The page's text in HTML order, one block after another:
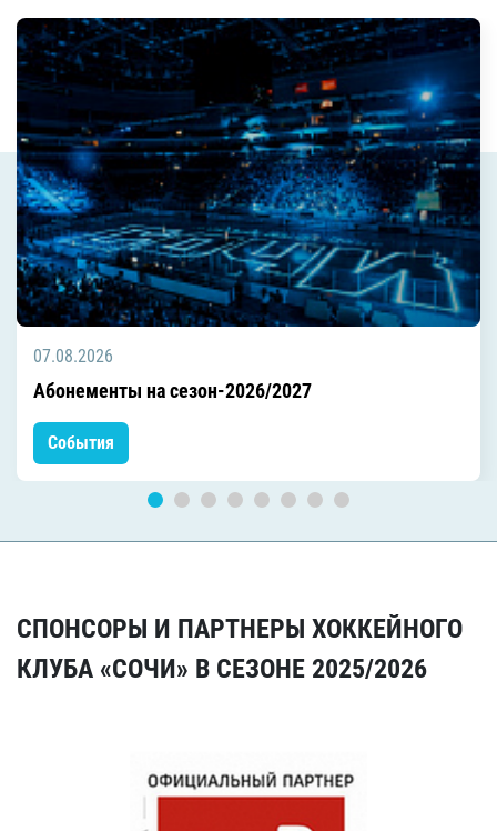
07.08.2026
Абонементы на сезон-2026/2027
События
СПОНСОРЫ И ПАРТНЕРЫ ХОККЕЙНОГО
КЛУБА «СОЧИ» В СЕЗОНЕ 2025/2026